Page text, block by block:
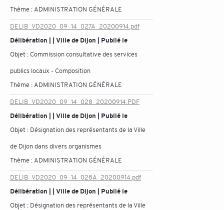
Thème : ADMINISTRATION GÉNÉRALE
DELIB_VD2020_09_14_027A_20200914.pdf
Délibération | | Ville de Dijon | Publié le
Objet : Commission consultative des services
publics locaux - Composition
Thème : ADMINISTRATION GÉNÉRALE
DELIB_VD2020_09_14_028_20200914.PDF
Délibération | | Ville de Dijon | Publié le
Objet : Désignation des représentants de la Ville
de Dijon dans divers organismes
Thème : ADMINISTRATION GÉNÉRALE
DELIB_VD2020_09_14_028A_20200914.pdf
Délibération | | Ville de Dijon | Publié le
Objet : Désignation des représentants de la Ville